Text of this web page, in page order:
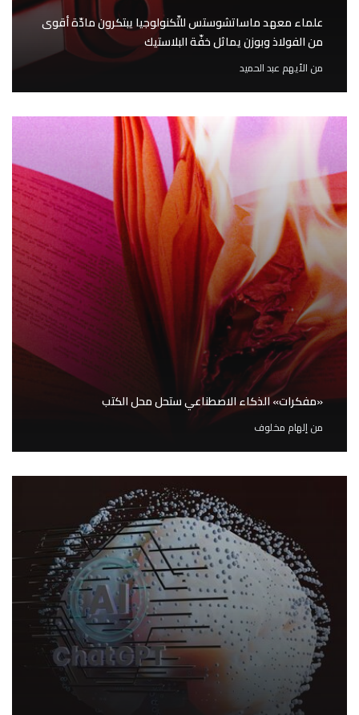
علماء معهد ماساتشوستس للتّكنولوجيا يبتكرون مادّة أقوى
من الفولاذ وبوزن يماثل خفّة البلاستيك
من الأيهم عبد الحميد
«مفكرات» الذكاء الاصطناعي ستحل محل الكتب
منإلهام مخلوف